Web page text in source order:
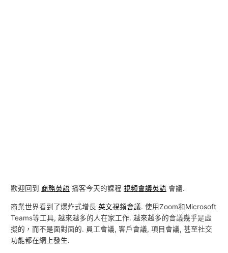
歡迎回到商務英語 播客今天的課程視頻會議英語 會議.
商業世界看到了爆炸式增長英文視頻會議. 使用Zoom和Microsoft
Teams等工具, 越來越多的人在家工作. 越來越多的會議幾乎是虛
擬的，而不是面對面的. 員工會議, 客戶會議, 項目會議, 甚至社交
功能都在網上發生.